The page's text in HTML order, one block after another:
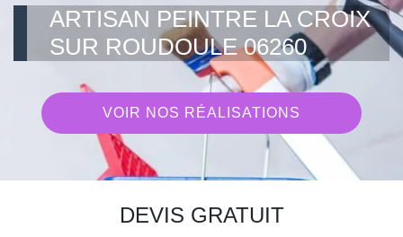
ARTISAN PEINTRE LA CROIX
SUR ROUDOULE 06260
VOIR NOS RÉALISATIONS
DEVIS GRATUIT